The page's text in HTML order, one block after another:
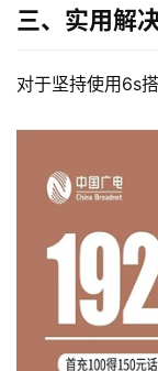
三、实用解
对于坚持使用6s